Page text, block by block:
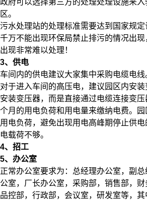
政府可以选择第三方的处理处理设施来入
区。
污水处理站的处理标准需要达到国家规定
千万不能出现环保局禁止排污的情况出现
出现非常难以处理！
3、供电
车间内的供电建议大家集中采购电缆电线
对于进入车间的高压电，建议园区内安
安装变压器，而是直接通过电缆连接变
个月的用电负荷和用电量来缴纳电费。
用电负荷，避免出现用电高峰期停止供
电载荷不够。
4、招工
5、办公室
正常办公室要求为：总经理办公室，副总
公室，厂长办公室，采购部，销售部，财
品控部，行政部，会议室，研发室等，其